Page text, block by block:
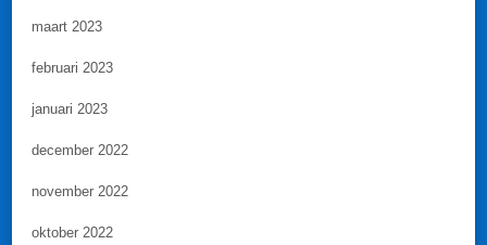
maart 2023
februari 2023
januari 2023
december 2022
november 2022
oktober 2022